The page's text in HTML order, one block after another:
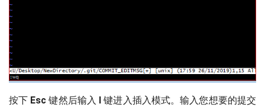
按下 Esc 键然后输入 I 键进入插入模式。输入您想要的提交